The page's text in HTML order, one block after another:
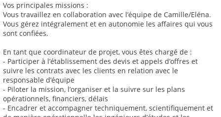
Vos principales missions :
Vous travaillez en collaboration avec l’équipe de Camille/Eléna.
Vous gérez intégralement et en autonomie les affaires qui vous
sont confiées.
En tant que coordinateur de projet, vous êtes chargé de :
- Participer à l’établissement des devis et appels d’offres et
suivre les contrats avec les clients en relation avec le
responsable d’équipe
- Piloter la mission, l’organiser et la suivre sur les plans
opérationnels, financiers, délais
- Encadrer et accompagner techniquement, scientifiquement et